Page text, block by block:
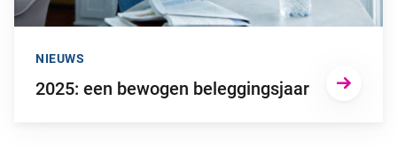
2025: een bewogen beleggingsjaar
NIEUWS